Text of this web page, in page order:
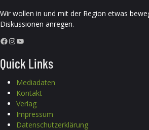
Wir wollen in und mit der Region etwas
Diskussionen anregen.
Facebook InstagramYouTube
Quick Links
Mediadaten
Kontakt
Verlag
Impressum
Datenschutzerklärung